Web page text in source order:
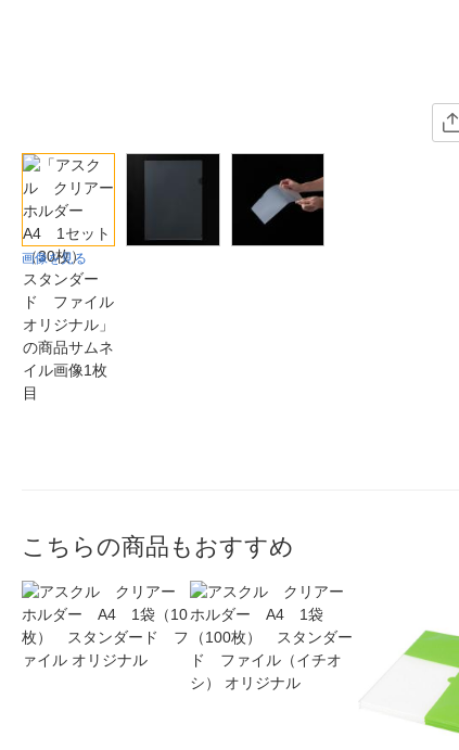
画像を見る
こちらの商品もおすすめ